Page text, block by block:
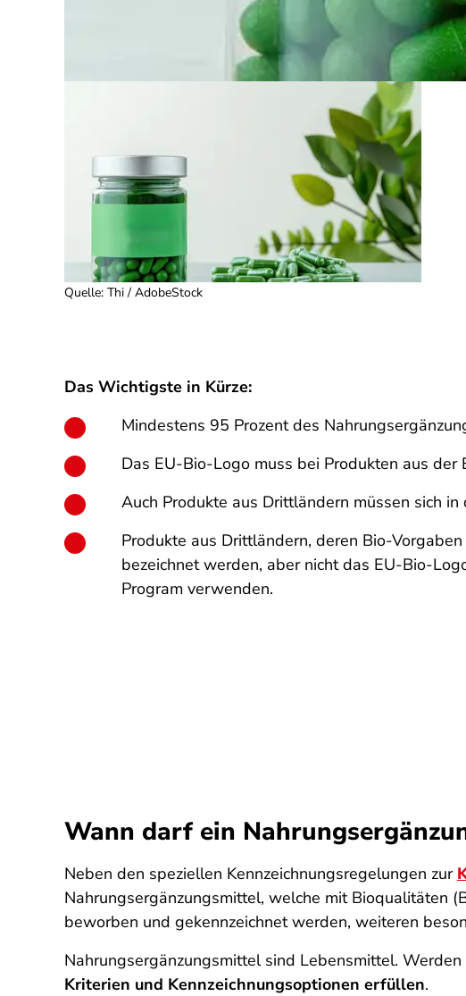
Quelle: Thi / AdobeStock
Das Wichtigste in Kürze:
Mindestens 95 Prozent des
Das EU-Bio-Logo muss bei Produkten aus
Auch Produkte aus Drittländern müssen sich
Produkte aus Drittländern, deren Bio-
bezeichnet werden, aber nicht das EU-Bio-
Program verwenden.
Wann darf ein
Neben den speziellen Kennzeichnungsregelungen zur
Nahrungsergänzungsmittel, welche mit Bioqualitäten
beworben und gekennzeichnet werden, weiteren
Nahrungsergänzungsmittel sind Lebensmittel.
Kriterien und Kennzeichnungsoptionen erfüllen.